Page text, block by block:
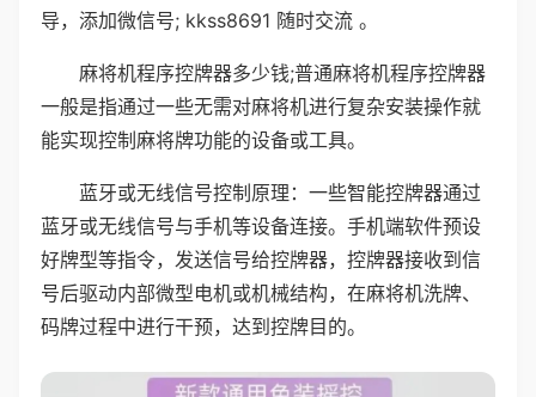
导，添加微信号; kkss8691 随时交流 。
麻将机程序控牌器多少钱;普通麻将机程序控牌器
一般是指通过一些无需对麻将机进行复杂安装操作就
能实现控制麻将牌功能的设备或工具。
蓝牙或无线信号控制原理：一些智能控牌器通过
蓝牙或无线信号与手机等设备连接。手机端软件预设
好牌型等指令，发送信号给控牌器，控牌器接收到信
号后驱动内部微型电机或机械结构，在麻将机洗牌、
码牌过程中进行干预，达到控牌目的。